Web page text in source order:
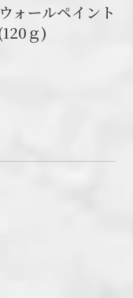
ォールペイント
ｇ)